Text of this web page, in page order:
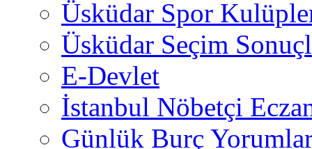
Üsküdar Spor
Üsküdar Seçim
E-Devlet
İstanbul Nöbetçi
Günlük Burç